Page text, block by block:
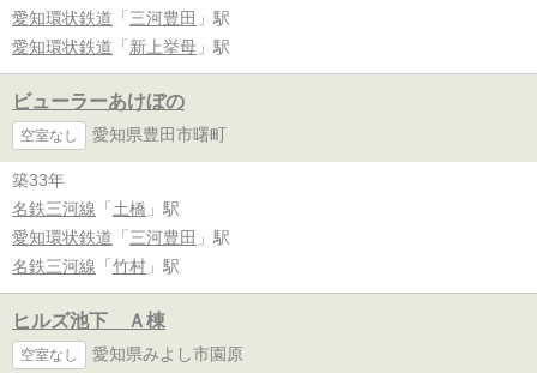
愛知環状鉄道 「 三河豊田 」駅
愛知環状鉄道 「 新上挙母 」駅
ビューラーあけぼの
空室なし 愛知県豊田市曙町
築33年
名鉄三河線 「 土橋 」駅
愛知環状鉄道 「 三河豊田 」駅
名鉄三河線 「 竹村 」駅
ヒルズ池下 Ａ棟
空室なし 愛知県みよし市園原